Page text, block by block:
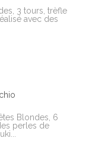
3 tours, trèfle
avec des
Blondes, 6
perles de